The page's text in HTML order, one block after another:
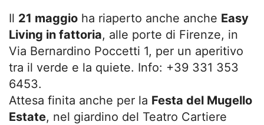
Il 21 maggio ha riaperto anche anche Easy
Living in fattoria, alle porte di Firenze, in
Via Bernardino Poccetti 1, per un aperitivo
tra il verde e la quiete. Info: +39 331 353
6453.
Attesa finita anche per la Festa del Mugello
Estate, nel giardino del Teatro Cartiere